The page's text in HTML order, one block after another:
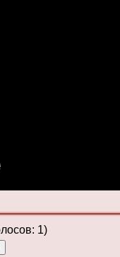
1)